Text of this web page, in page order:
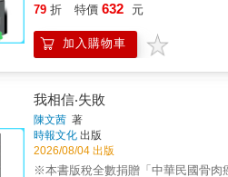
烈。 & 有血緣關係的，不一定是家人， 心繫在一起的，才是。 我想告訴自己，一輩子很短，短到你不想再消耗任何一點，在委屈你的人事物上；
陽曬上床頭，春光裡的清香呼吸每一口，秋風裡的飛鳥和蟬靜靜劃過
& ★粉絲熱烈迴響★ 「能活出自己真好，喜歡這樣的半熟大人。」 「很喜歡山料說故事的方式，不知不覺想要聽更多。」 「謝謝你的分享，讓孤
單的靈魂似乎不再一人。」
孤獨，可是你要堅持，最終被看到的，都是堅持下來的人
若英 「你必須得先把自己的手搞髒，你必須能夠蹲得下去，這個時候，才能夠真正的深入。」&mdash;&mdash;嚴長壽 「生活裡面的溫度，生活
裡的溫暖，不完全是用你看待物質的條件來看，
有很大的力量，而那是上天、公眾給我的力量
&mdash;&mdash;張忠謀 「我不覺得要跟一般社會觀念走，我有自己的標準。做不到那個標準，我才是輸家。」 &mdash;&mdash;林懷民 「做志
工要用智慧，要先認識自己再去做志
79 折 特價 632 元
加入購物車
我相信‧失敗
陳文茜 著
時報文化 出版
2026/08/04 出版
※本書版稅全數捐贈「中華民國骨肉